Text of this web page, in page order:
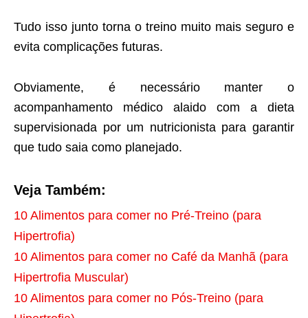
Tudo isso junto torna o treino muito mais seguro e
evita complicações futuras.
Obviamente, é necessário manter o
acompanhamento médico alaido com a dieta
supervisionada por um nutricionista para garantir
que tudo saia como planejado.
Veja Também:
10 Alimentos para comer no Pré-Treino (para
Hipertrofia)
10 Alimentos para comer no Café da Manhã (para
Hipertrofia Muscular)
10 Alimentos para comer no Pós-Treino (para